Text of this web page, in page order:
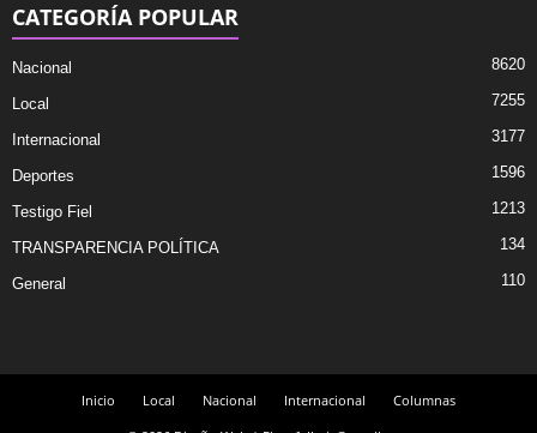
CATEGORÍA POPULAR
Nacional 8620
Local 7255
Internacional 3177
Deportes 1596
Testigo Fiel 1213
TRANSPARENCIA POLÍTICA 134
General 110
Inicio Local Nacional Internacional
Columnas